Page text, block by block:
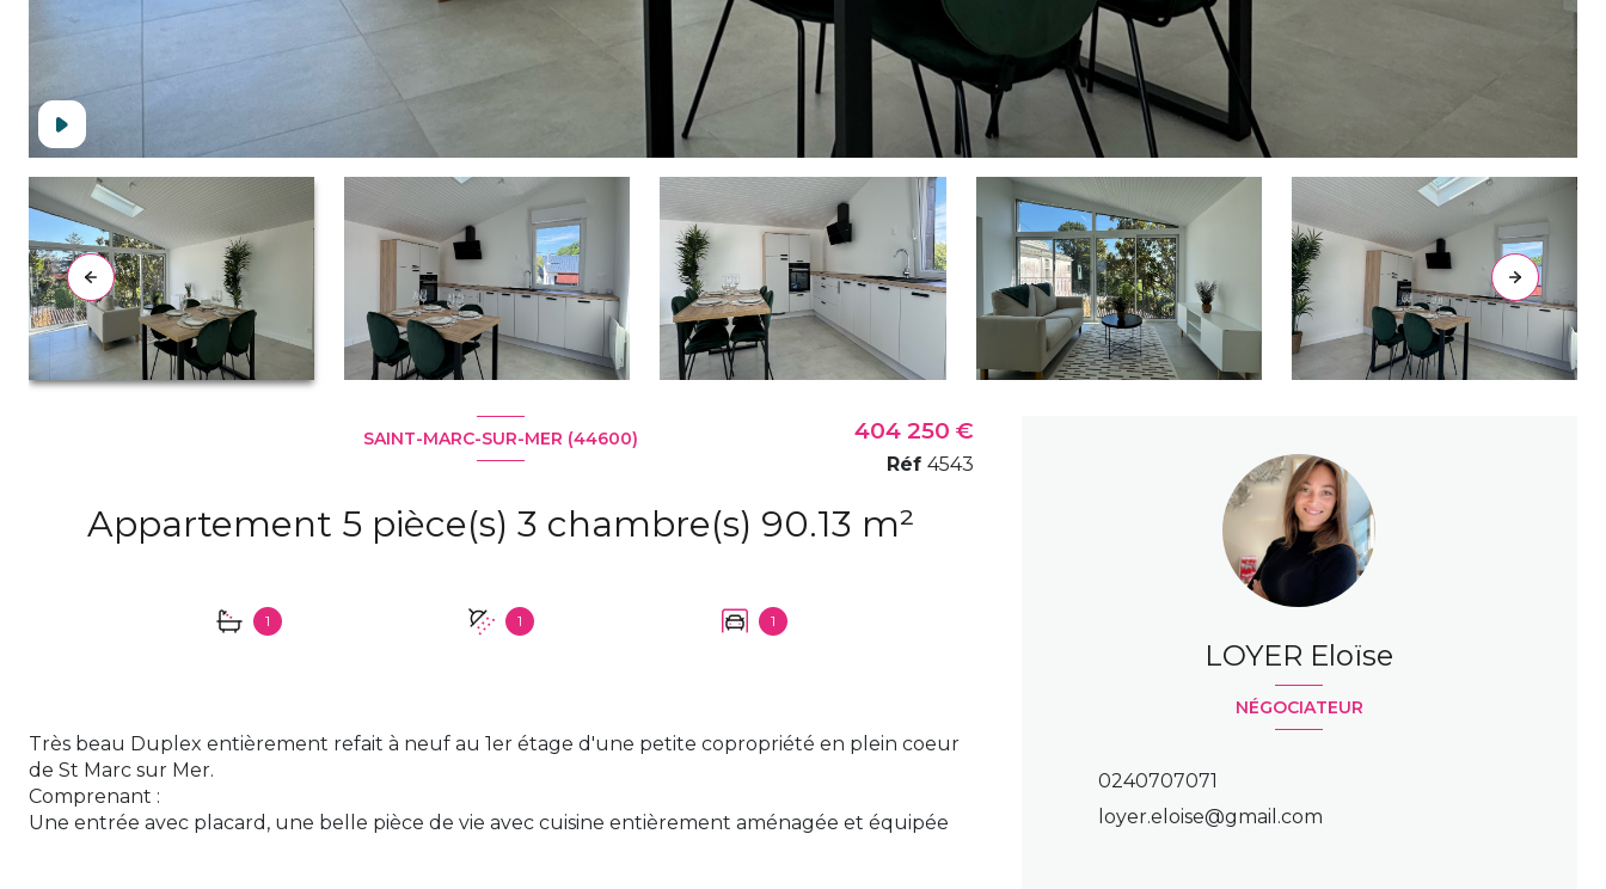
SAINT-MARC-SUR-MER (44600)
Appartement 5 pièce(s) 3 chambre(s) 90.13 m²
1 1 1
404 250 €
Réf 4543
Très beau Duplex entièrement refait à neuf au 1er étage d'une petite copropriété en plein coeur
de St Marc sur Mer.
Comprenant :
Une entrée avec placard, une belle pièce de vie avec cuisine entièrement aménagée et équipée
NÉGOCIATEUR
LOYER Eloïse
0240707071
loyer.eloise@gmail.com